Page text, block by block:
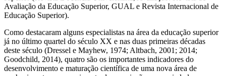
Avaliação da Educação Superior, GUAL e Revista Internacional de
Educação Superior).
Como destacaram alguns especialistas na área da educação superior
já no último quartel do século XX e nas duas primeiras décadas
deste século (Dressel e Mayhew, 1974; Altbach, 2001; 2014;
Goodchild, 2014), quatro são os importantes indicadores do
desenvolvimento e maturação científica de uma nova área de